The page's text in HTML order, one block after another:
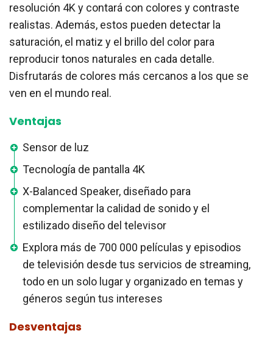
resolución 4K y contará con colores y contraste
realistas. Además, estos pueden detectar la
saturación, el matiz y el brillo del color para
reproducir tonos naturales en cada detalle.
Disfrutarás de colores más cercanos a los que se
ven en el mundo real.
Ventajas
Sensor de luz
Tecnología de pantalla 4K
X-Balanced Speaker, diseñado para
complementar la calidad de sonido y el
estilizado diseño del televisor
Explora más de 700 000 películas y episodios
de televisión desde tus servicios de streaming,
todo en un solo lugar y organizado en temas y
géneros según tus intereses
Desventajas